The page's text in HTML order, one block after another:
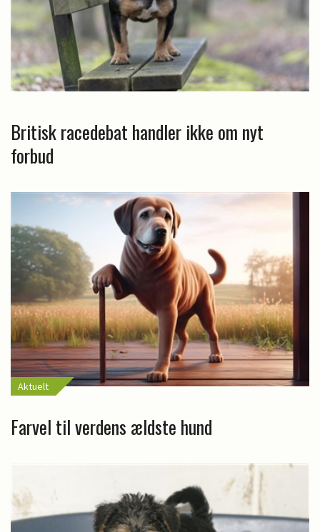
Britisk racedebat handler ikke om nyt
forbud
Aktuelt
Farvel til verdens ældste hund